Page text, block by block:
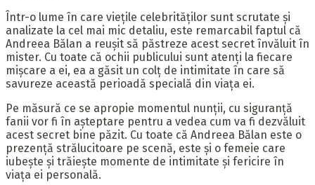
Într-o lume în care viețile celebrităților sunt scrutate și
analizate la cel mai mic detaliu, este remarcabil faptul că
Andreea Bălan a reușit să păstreze acest secret învăluit în
mister. Cu toate că ochii publicului sunt atenți la fiecare
mișcare a ei, ea a găsit un colț de intimitate în care să
savureze această perioadă specială din viața ei.
Pe măsură ce se apropie momentul nunții, cu siguranță
fanii vor fi în așteptare pentru a vedea cum va fi dezvăluit
acest secret bine păzit. Cu toate că Andreea Bălan este o
prezență strălucitoare pe scenă, este și o femeie care
iubește și trăiește momente de intimitate și fericire în
viața ei personală.